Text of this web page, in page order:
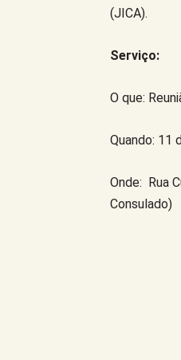
(JICA).
Serviço:
O que:
Quando: 11
Onde: Rua
Consulado)